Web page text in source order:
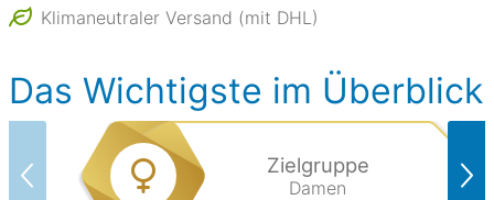
Klimaneutraler Versand (mit DHL)
Das Wichtigste im Überblick
Zielgruppe
Damen